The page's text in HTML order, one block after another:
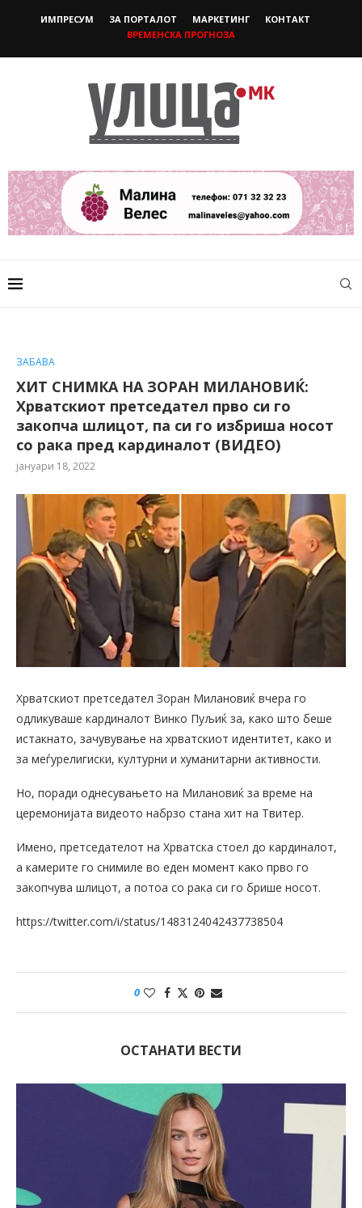
ИМПРЕСУМ ЗА ПОРТАЛОТ МАРКЕТИНГ
КОНТАКТ
ВРЕМЕНСКА ПРОГНОЗА
ЗАБАВА
ХИТ СНИМКА НА ЗОРАН МИЛАНОВИЌ:
Хрватскиот претседател прво си го
закопча шлицот, па си го избриша носот
со рака пред кардиналот (ВИДЕО)
јануари 18, 2022
Хрватскиот претседател Зоран Милановиќ вчера го
одликуваше кардиналот Винко Пуљиќ за, како што беше
истакнато, зачувување на хрватскиот идентитет, како и
за меѓурелигиски, културни и хуманитарни активности.
Но, поради однесувањето на Милановиќ за време на
церемонијата видеото набрзо стана хит на Твитер.
Имено, претседателот на Хрватска стоел до кардиналот,
а камерите го снимиле во еден момент како прво го
закопчува шлицот, а потоа со рака си го брише носот.
https://twitter.com/i/status/1483124042437738504
0
ОСТАНАТИ ВЕСТИ